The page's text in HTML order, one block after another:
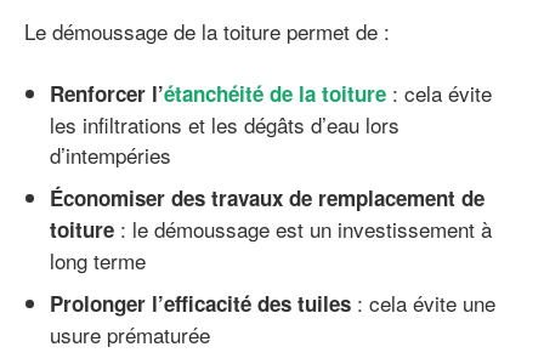
Le démoussage de la toiture permet de :
Renforcer l’étanchéité de la toiture : cela évite
les infiltrations et les dégâts d’eau lors
d’intempéries
Économiser des travaux de remplacement de
toiture : le démoussage est un investissement à
long terme
Prolonger l’efficacité des tuiles : cela évite une
usure prématurée